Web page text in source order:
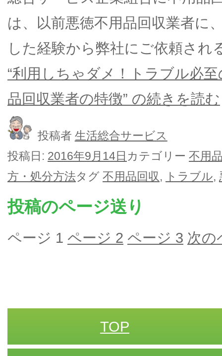
は、以前悪徳不用品回収業者に
した経験から弊社にご依頼され
“利用しちゃダメ！トラブル必
品回収業者の特徴” の続きを読む
投稿者 生活総合サービス
投稿日: 2016年9月14日 カテゴリー 不用
方・処分方法タグ 不用品回収, トラブル,
投稿のページ送り
ページ 1 ページ 2 ページ 3 次の
TOP